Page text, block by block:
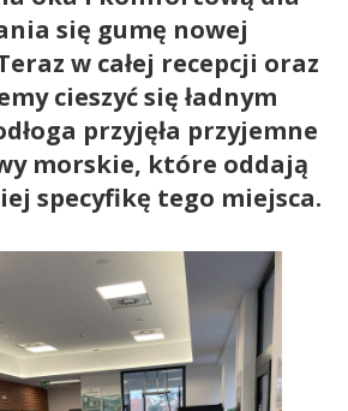
się gumę nowej
w całej recepcji oraz
cieszyć się ładnym
przyjęła przyjemne
morskie, które oddają
specyfikę tego miejsca.